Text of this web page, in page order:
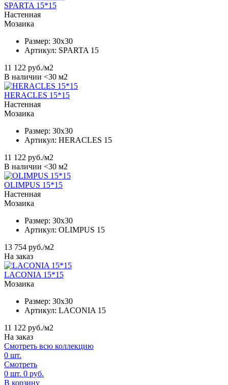
SPARTA 15*15
Настенная
Мозаика
Размер: 30x30
Артикул: SPARTA 15
11 122 руб./м2
В наличии <30 м2
HERACLES 15*15
Настенная
Мозаика
Размер: 30x30
Артикул: HERACLES 15
11 122 руб./м2
В наличии <30 м2
OLIMPUS 15*15
Настенная
Мозаика
Размер: 30x30
Артикул: OLIMPUS 15
13 754 руб./м2
На заказ
LACONIA 15*15
Мозаика
Размер: 30x30
Артикул: LACONIA 15
11 122 руб./м2
На заказ
Смотреть всю коллекцию
0 шт.
Смотреть
0 шт. 0 руб.
В корзину